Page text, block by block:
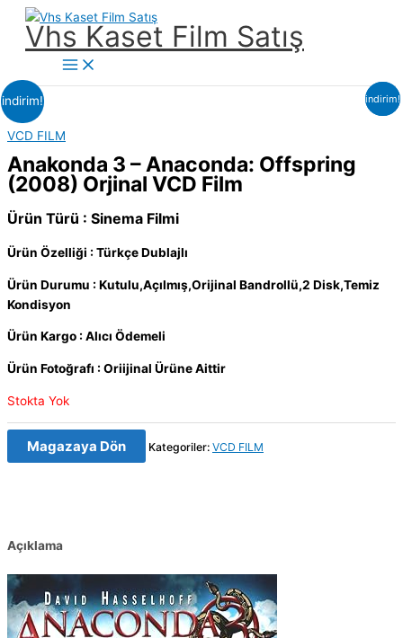
İçeriğe
Vhs Kaset Film Satış
Main
Menu
indirim!
VCD FILM
Anakonda 3 – Anaconda: Offspring
(2008) Orjinal VCD Film
Ürün Türü : Sinema Filmi
Ürün Özelliği : Türkçe Dublajlı
Ürün Durumu : Kutulu,Açılmış,Orijinal Bandrollü,2 Disk,Temiz
Kondisyon
Ürün Kargo : Alıcı Ödemeli
Ürün Fotoğrafı : Oriijinal Ürüne Aittir
Stokta Yok
Magazaya Dön Kategoriler: VCD FILM
Açıklama
indirim!
indirim!